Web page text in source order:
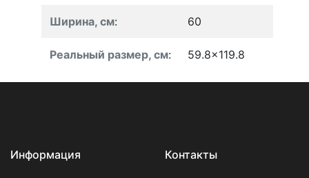
Ширина, см: 60
Реальный размер, см: 59.8x119.8
Информация Контакты